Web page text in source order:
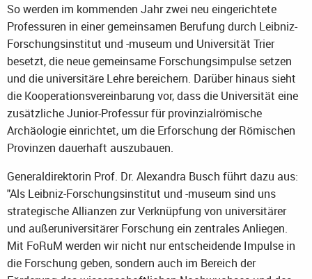
So werden im kommenden Jahr zwei neu eingerichtete
Professuren in einer gemeinsamen Berufung durch Leibniz-
Forschungsinstitut und -museum und Universität Trier
besetzt, die neue gemeinsame Forschungsimpulse setzen
und die universitäre Lehre bereichern. Darüber hinaus sieht
die Kooperationsvereinbarung vor, dass die Universität eine
zusätzliche Junior-Professur für provinzialrömische
Archäologie einrichtet, um die Erforschung der Römischen
Provinzen dauerhaft auszubauen.
Generaldirektorin Prof. Dr. Alexandra Busch führt dazu aus:
"Als Leibniz-Forschungsinstitut und -museum sind uns
strategische Allianzen zur Verknüpfung von universitärer
und außeruniversitärer Forschung ein zentrales Anliegen.
Mit FoRuM werden wir nicht nur entscheidende Impulse in
die Forschung geben, sondern auch im Bereich der